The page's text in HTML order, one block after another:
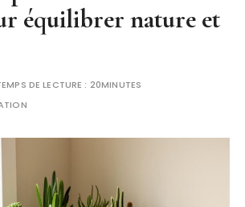
équilibrer nature et
DE LECTURE : 20MINUTES